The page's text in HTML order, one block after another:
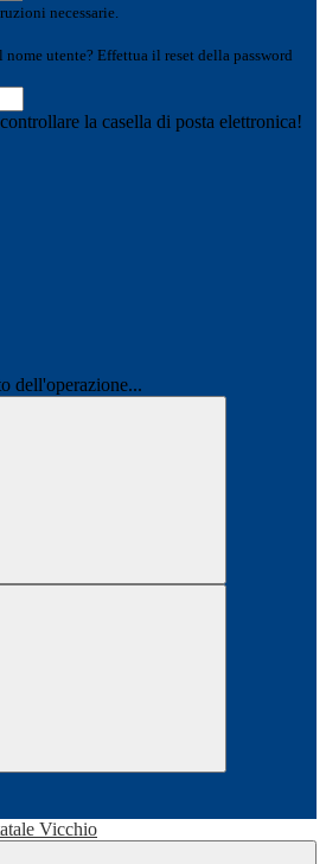
necessarie.
utente? Effettua il reset della password
la casella di posta elettronica!
dell'operazione...